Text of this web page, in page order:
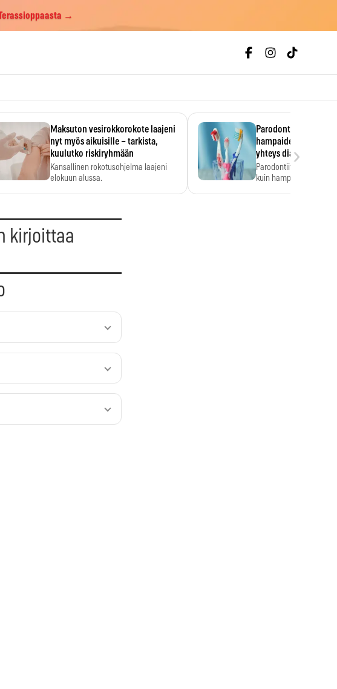
→
Maksuton vesirokkorokote laajeni
nyt myös aikuisille – tarkista,
kuulutko riskiryhmään
Kansallinen rokotusohjelma laajeni
elokuun alussa.
Parodontiitti on
hampaiden
yhteys diabetekseen
Parodontiitti on
kuin hampaiden
›
kirjoittaa